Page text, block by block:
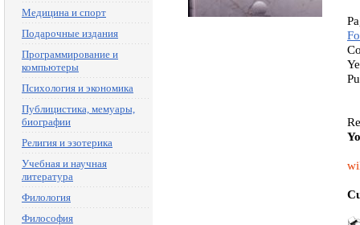
Медицина и спорт
Подарочные издания
Программирование и
компьютеры
Психология и экономика
Публицистика, мемуары,
биографии
Религия и эзотерика
Учебная и научная
литература
Филология
Философия